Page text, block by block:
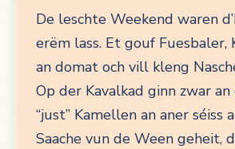
De leschte Weekend waren
erëm lass. Et gouf Fuesbaler,
an domat och vill kleng
Op der Kavalkad ginn zwar
“just” Kamellen an aner séiss
Saache vun de Ween geheit,